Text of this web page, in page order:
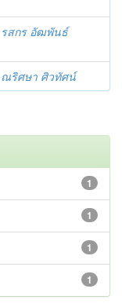
รสกร อัฒพันธ์
ณริศษา ศิวทัศน์
1
1
1
1